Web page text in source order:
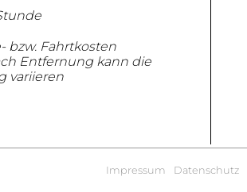
bzw. Fahrtkosten
Entfernung kann die
variieren
Datenschutz
Impressum